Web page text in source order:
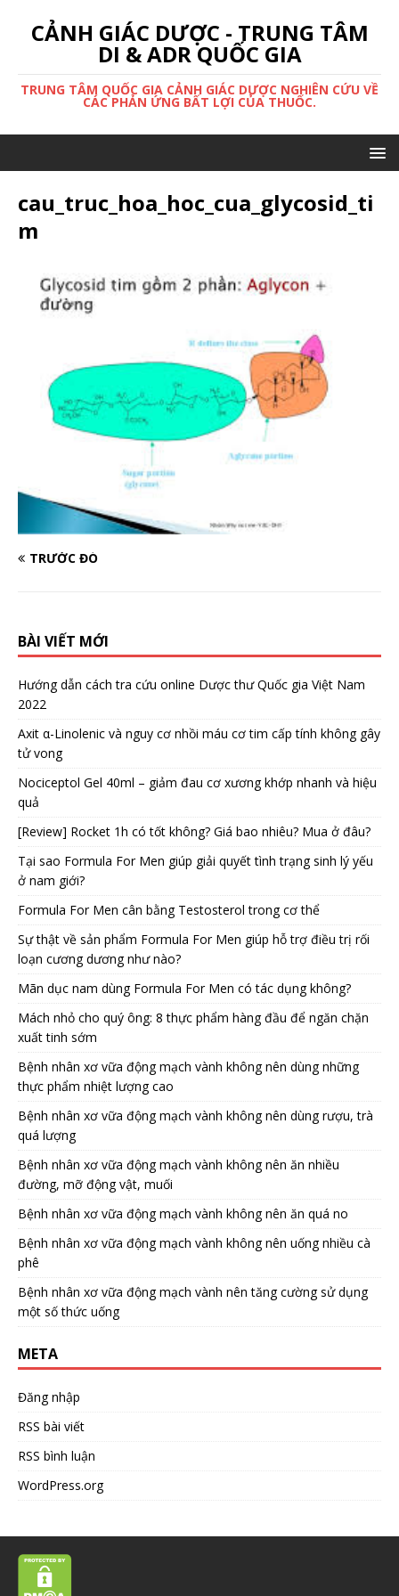
CẢNH GIÁC DƯỢC - TRUNG TÂM
DI & ADR QUỐC GIA
TRUNG TÂM QUỐC GIA CẢNH GIÁC DƯỢC NGHIÊN CỨU VỀ
CÁC PHẢN ỨNG BẤT LỢI CỦA THUỐC.
cau_truc_hoa_hoc_cua_glycosid_ti
m
TRƯỚC ĐÓ
BÀI VIẾT MỚI
Hướng dẫn cách tra cứu online Dược thư Quốc gia Việt Nam
2022
Axit α-Linolenic và nguy cơ nhồi máu cơ tim cấp tính không gây
tử vong
Nociceptol Gel 40ml – giảm đau cơ xương khớp nhanh và hiệu
quả
[Review] Rocket 1h có tốt không? Giá bao nhiêu? Mua ở đâu?
Tại sao Formula For Men giúp giải quyết tình trạng sinh lý yếu
ở nam giới?
Formula For Men cân bằng Testosterol trong cơ thể
Sự thật về sản phẩm Formula For Men giúp hỗ trợ điều trị rối
loạn cương dương như nào?
Mãn dục nam dùng Formula For Men có tác dụng không?
Mách nhỏ cho quý ông: 8 thực phẩm hàng đầu để ngăn chặn
xuất tinh sớm
Bệnh nhân xơ vữa động mạch vành không nên dùng những
thực phẩm nhiệt lượng cao
Bệnh nhân xơ vữa động mạch vành không nên dùng rượu, trà
quá lượng
Bệnh nhân xơ vữa động mạch vành không nên ăn nhiều
đường, mỡ động vật, muối
Bệnh nhân xơ vữa động mạch vành không nên ăn quá no
Bệnh nhân xơ vữa động mạch vành không nên uống nhiều cà
phê
Bệnh nhân xơ vữa động mạch vành nên tăng cường sử dụng
một số thức uống
META
Đăng nhập
RSS bài viết
RSS bình luận
WordPress.org